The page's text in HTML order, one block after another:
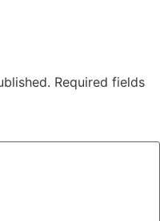
Required fields